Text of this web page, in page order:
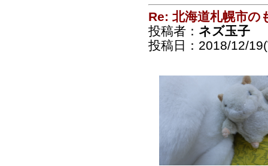
Re: 北海道札幌市の
投稿者： ネズ玉子
投稿日：2018/12/